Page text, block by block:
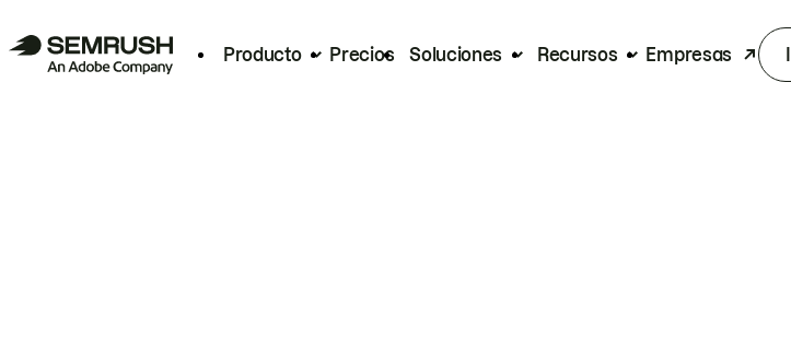
Producto Precios Soluciones Recursos Empresas